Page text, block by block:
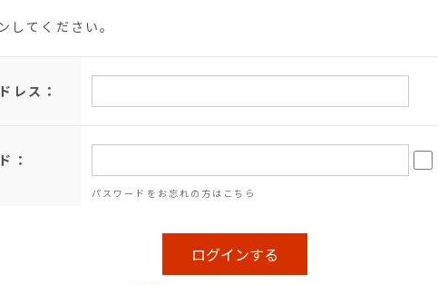
してください。
レス：
：
パスワードをお忘れの方はこちら